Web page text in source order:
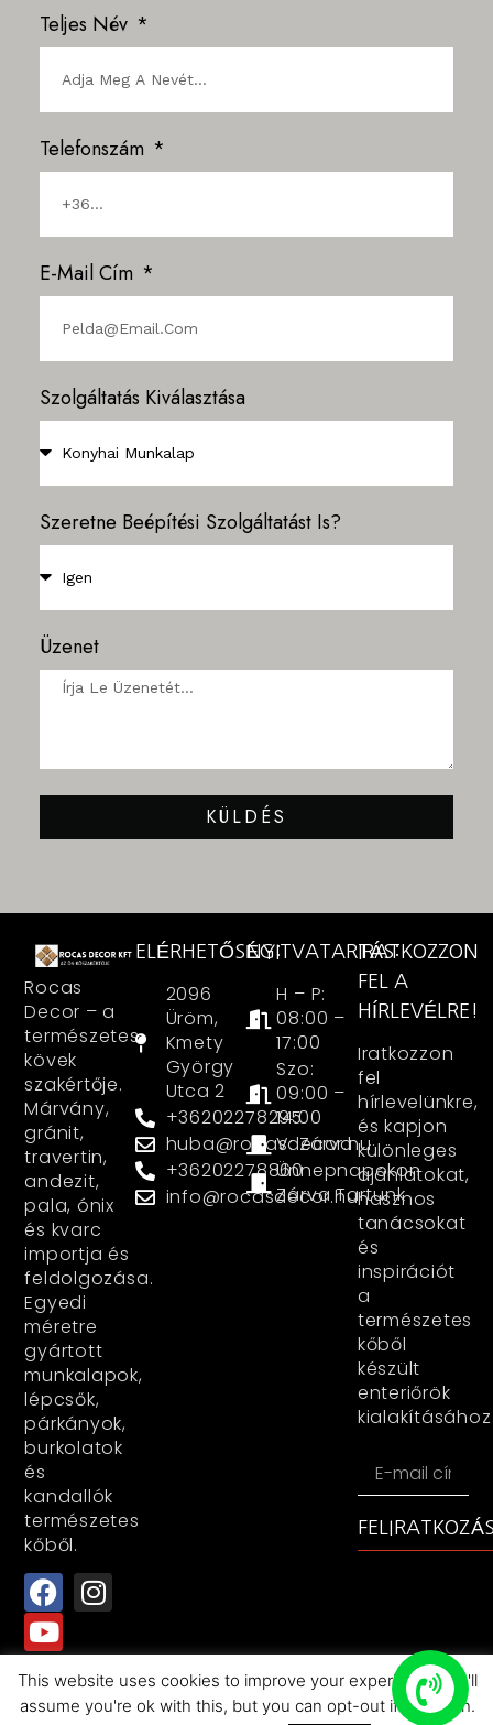
Teljes Név
Telefonszám
E-Mail Cím
Szolgáltatás Kiválasztása
Szeretne Beépítési Szolgáltatást Is?
Üzenet
KÜLDÉS
Rocas
Decor – a
természetes
kövek
szakértője.
Márvány,
gránit,
travertin,
andezit,
pala, ónix
és kvarc
importja és
feldolgozása.
Egyedi
méretre
gyártott
munkalapok,
lépcsők,
párkányok,
burkolatok
és
kandallók
természetes
kőből.
ELÉRHETŐSÉG:
2096
Üröm,
Kmety
György
Utca 2
+36202278295
huba@rocasdecor.hu
+36202278860
info@rocasdecor.hu
NYITVATARTÁS:
H – P:
08:00 –
17:00
Szo:
09:00 –
14:00
V: Zárva
Ünnepnapokon
Zárva Tartunk
IRATKOZZON
FEL A
HÍRLEVÉLRE!
Iratkozzon
fel
hírlevelünkre,
és kapjon
különleges
ajánlatokat,
hasznos
tanácsokat
és
inspirációt
a
természetes
kőből
készült
enteriőrök
kialakításához
All rights reserved+RocasDecorKFT+2025
This website uses cookies to improve your experience. We'll
assume you're ok with this, but you can opt-out if you wish.